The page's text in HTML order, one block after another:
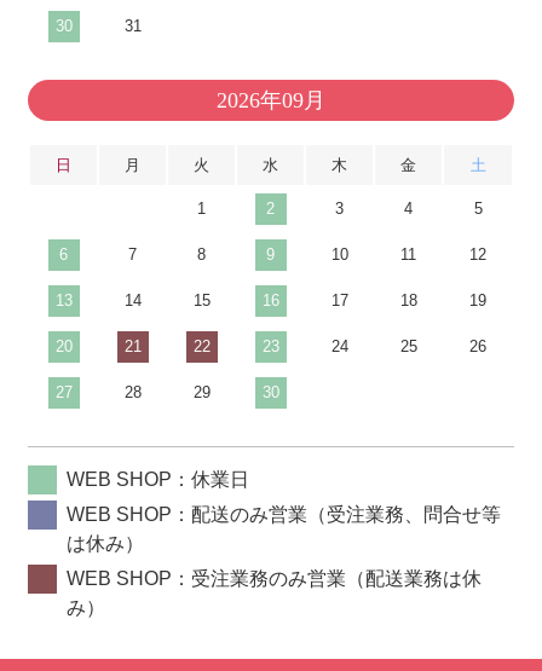
30 31
2026年09月
日 月 火 水 木 金 土
1 2 3 4 5
6 7 8 9 10 11 12
13 14 15 16 17 18 19
20 21 22 23 24 25 26
27 28 29 30
WEB SHOP：休業日
WEB SHOP：配送のみ営業（受注業務、問合せ等
は休み）
WEB SHOP：受注業務のみ営業（配送業務は休
み）